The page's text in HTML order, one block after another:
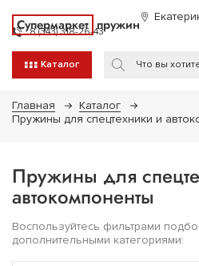
Супермаркет пружин
8 (343) 318-26-43
Каталог
Главная
Каталог
Пружины для спецтехники и
Пружины для
автокомпоненты
Воспользуйтесь фильтрами
дополнительными категориями: